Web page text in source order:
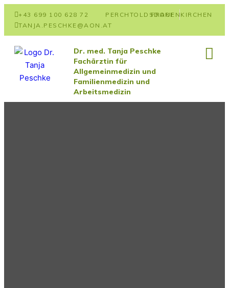
+43 699 100 628 72
TANJA.PESCHKE@AON.AT
PERCHTOLDSDORFFRAUENKIRCHEN
Dr. med. Tanja Peschke
Fachärztin für
Allgemeinmedizin und
Familienmedizin und
Arbeitsmedizin